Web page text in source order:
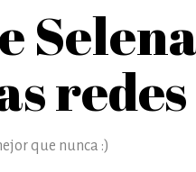
que nunca :)